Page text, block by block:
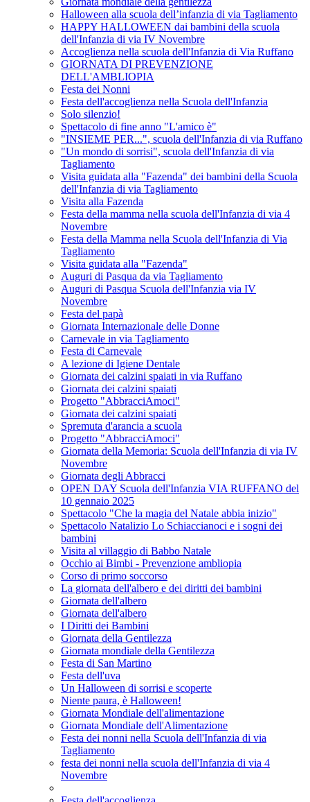
Halloween alla scuola dell’infanzia di via Tagliamento
HAPPY HALLOWEEN dai bambini della scuola
dell'Infanzia di via IV Novembre
Accoglienza nella scuola dell'Infanzia di Via Ruffano
GIORNATA DI PREVENZIONE
DELL'AMBLIOPIA
Festa dei Nonni
Festa dell'accoglienza nella Scuola dell'Infanzia
Solo silenzio!
Spettacolo di fine anno "L'amico è"
"INSIEME PER...", scuola dell'Infanzia di via Ruffano
"Un mondo di sorrisi", scuola dell'Infanzia di via
Tagliamento
Visita guidata alla "Fazenda" dei bambini della Scuola
dell'Infanzia di via Tagliamento
Visita alla Fazenda
Festa della mamma nella scuola dell'Infanzia di via 4
Novembre
Festa della Mamma nella Scuola dell'Infanzia di Via
Tagliamento
Visita guidata alla "Fazenda"
Auguri di Pasqua da via Tagliamento
Auguri di Pasqua Scuola dell'Infanzia via IV
Novembre
Festa del papà
Giornata Internazionale delle Donne
Carnevale in via Tagliamento
Festa di Carnevale
A lezione di Igiene Dentale
Giornata dei calzini spaiati in via Ruffano
Giornata dei calzini spaiati
Progetto "AbbracciAmoci"
Giornata dei calzini spaiati
Spremuta d'arancia a scuola
Progetto "AbbracciAmoci"
Giornata della Memoria: Scuola dell'Infanzia di via IV
Novembre
Giornata degli Abbracci
OPEN DAY Scuola dell'Infanzia VIA RUFFANO del
10 gennaio 2025
Spettacolo "Che la magia del Natale abbia inizio"
Spettacolo Natalizio Lo Schiaccianoci e i sogni dei
bambini
Visita al villaggio di Babbo Natale
Occhio ai Bimbi - Prevenzione ambliopia
Corso di primo soccorso
La giornata dell'albero e dei diritti dei bambini
Giornata dell'albero
Giornata dell'albero
I Diritti dei Bambini
Giornata della Gentilezza
Giornata mondiale della Gentilezza
Festa di San Martino
Festa dell'uva
Un Halloween di sorrisi e scoperte
Niente paura, è Halloween!
Giornata Mondiale dell'alimentazione
Giornata Mondiale dell'Alimentazione
Festa dei nonni nella Scuola dell'Infanzia di via
Tagliamento
festa dei nonni nella scuola dell'Infanzia di via 4
Novembre